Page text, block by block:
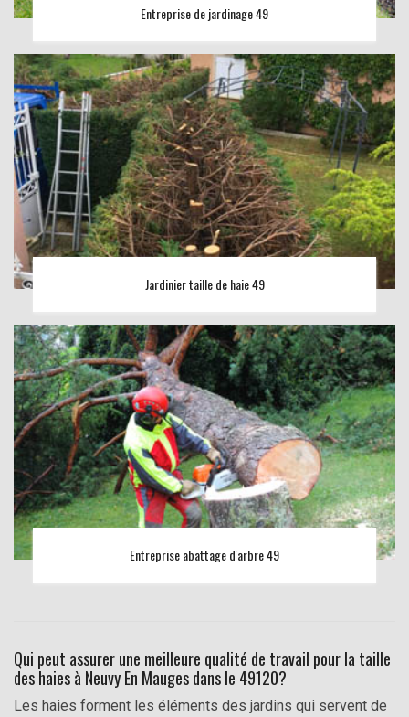
Entreprise de jardinage 49
Jardinier taille de haie 49
Entreprise abattage d'arbre 49
Qui peut assurer une meilleure qualité de travail pour la taille
des haies à Neuvy En Mauges dans le 49120?
Les haies forment les éléments des jardins qui servent de